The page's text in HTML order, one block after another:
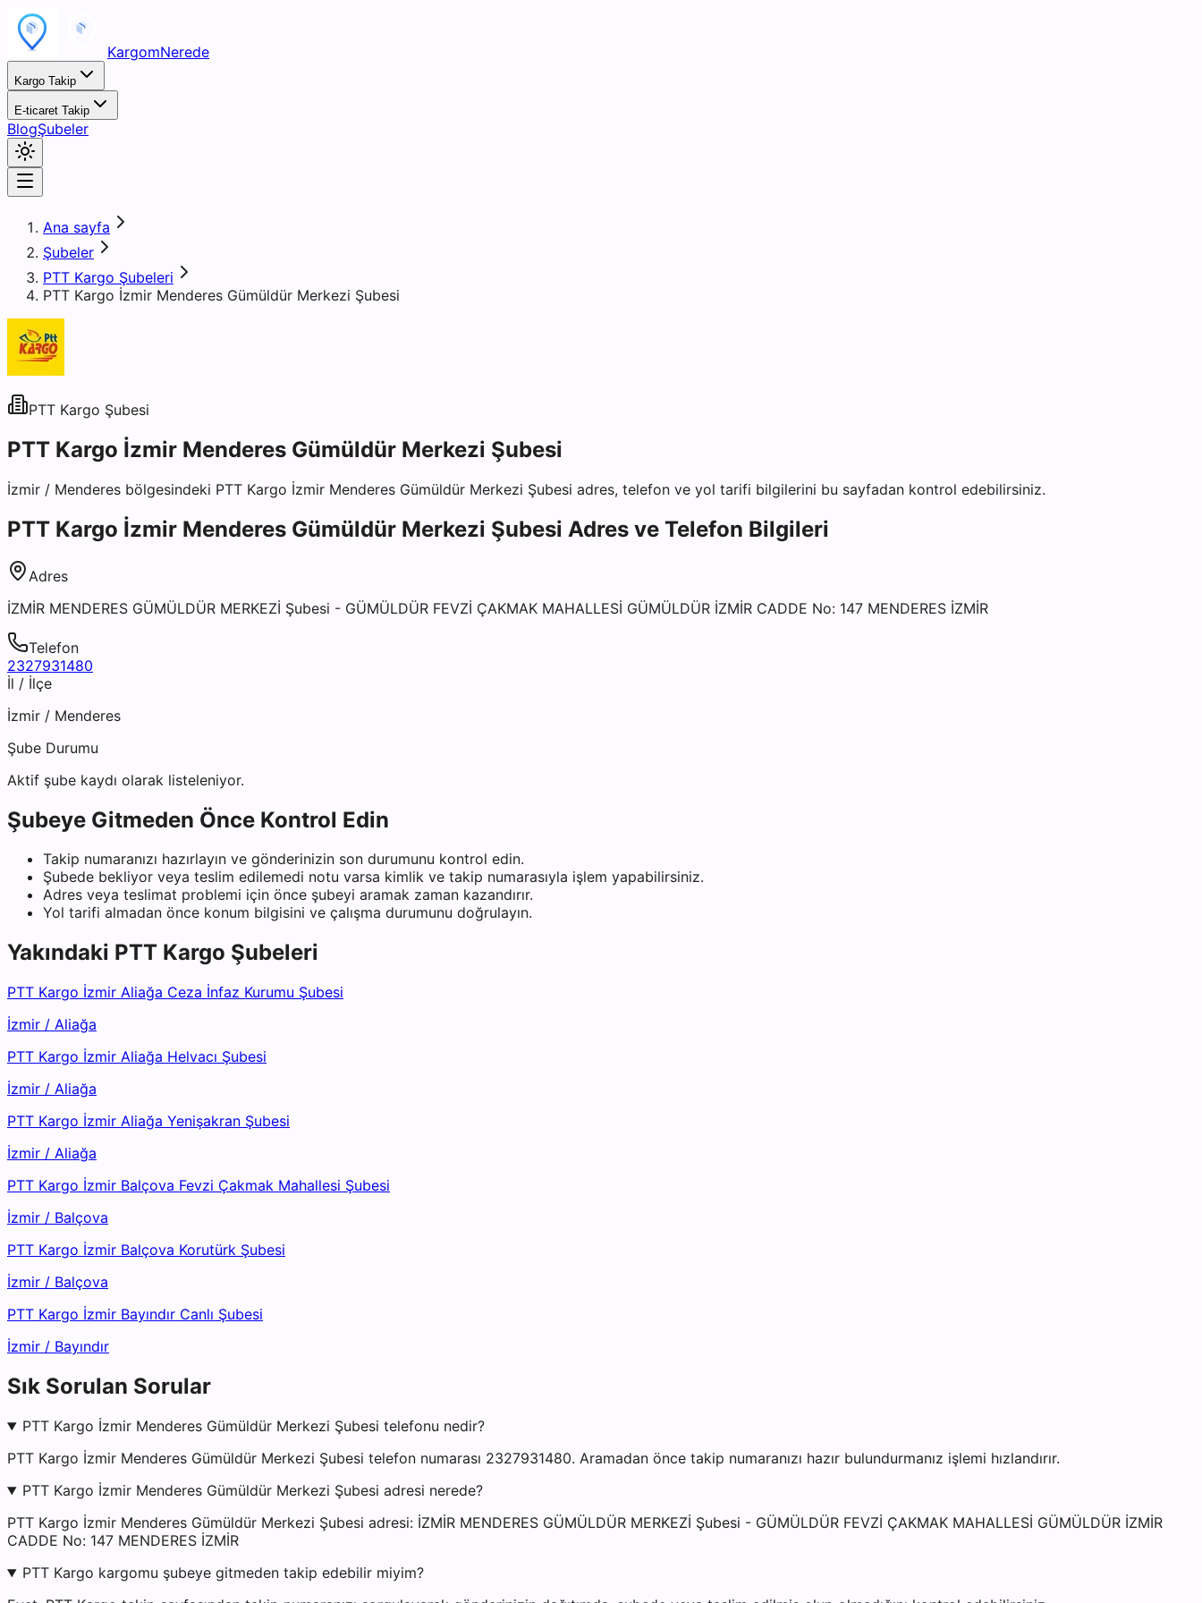
KargomNerede
Kargo Takip
E-ticaret Takip
BlogŞubeler
Ana sayfa
Şubeler
PTT Kargo Şubeleri
PTT Kargo İzmir Menderes Gümüldür Merkezi Şubesi
PTT Kargo Şubesi
PTT Kargo İzmir Menderes Gümüldür Merkezi Şubesi
İzmir / Menderes bölgesindeki PTT Kargo İzmir Menderes Gümüldür Merkezi Şubesi adres, telefon ve yol tarifi bilgilerini bu sayfadan kontrol edebilirsiniz.
PTT Kargo İzmir Menderes Gümüldür Merkezi Şubesi Adres ve Telefon Bilgileri
Adres
İZMİR MENDERES GÜMÜLDÜR MERKEZİ Şubesi - GÜMÜLDÜR FEVZİ ÇAKMAK MAHALLESİ GÜMÜLDÜR İZMİR CADDE No: 147 MENDERES İZMİR
Telefon
2327931480
İl / İlçe
İzmir / Menderes
Şube Durumu
Aktif şube kaydı olarak listeleniyor.
Şubeye Gitmeden Önce Kontrol Edin
Takip numaranızı hazırlayın ve gönderinizin son durumunu kontrol edin.
Şubede bekliyor veya teslim edilemedi notu varsa kimlik ve takip numarasıyla işlem yapabilirsiniz.
Adres veya teslimat problemi için önce şubeyi aramak zaman kazandırır.
Yol tarifi almadan önce konum bilgisini ve çalışma durumunu doğrulayın.
Yakındaki PTT Kargo Şubeleri
PTT Kargo İzmir Aliağa Ceza İnfaz Kurumu Şubesi
İzmir / Aliağa
PTT Kargo İzmir Aliağa Helvacı Şubesi
İzmir / Aliağa
PTT Kargo İzmir Aliağa Yenişakran Şubesi
İzmir / Aliağa
PTT Kargo İzmir Balçova Fevzi Çakmak Mahallesi Şubesi
İzmir / Balçova
PTT Kargo İzmir Balçova Korutürk Şubesi
İzmir / Balçova
PTT Kargo İzmir Bayındır Canlı Şubesi
İzmir / Bayındır
Sık Sorulan Sorular
PTT Kargo İzmir Menderes Gümüldür Merkezi Şubesi telefonu nedir?
PTT Kargo İzmir Menderes Gümüldür Merkezi Şubesi telefon numarası 2327931480. Aramadan önce takip numaranızı hazır bulundurmanız işlemi hızlandırır.
PTT Kargo İzmir Menderes Gümüldür Merkezi Şubesi adresi nerede?
PTT Kargo İzmir Menderes Gümüldür Merkezi Şubesi adresi: İZMİR MENDERES GÜMÜLDÜR MERKEZİ Şubesi - GÜMÜLDÜR FEVZİ ÇAKMAK MAHALLESİ GÜMÜLDÜR İZMİR
CADDE No: 147 MENDERES İZMİR
PTT Kargo kargomu şubeye gitmeden takip edebilir miyim?